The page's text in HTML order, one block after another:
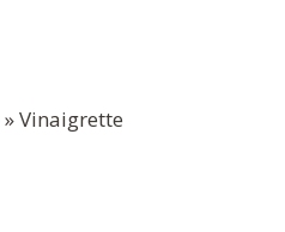
» Vinaigrette